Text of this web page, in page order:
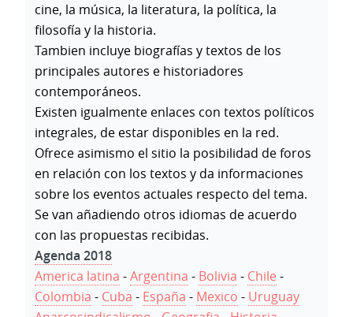
cine, la música, la literatura, la política, la
filosofía y la historia.
Tambien incluye biografías y textos de los
principales autores e historiadores
contemporáneos.
Existen igualmente enlaces con textos políticos
integrales, de estar disponibles en la red.
Ofrece asimismo el sitio la posibilidad de foros
en relación con los textos y da informaciones
sobre los eventos actuales respecto del tema.
Se van añadiendo otros idiomas de acuerdo
con las propuestas recibidas.
Agenda 2018
America latina -Argentina - Bolivia - Chile -
Colombia - Cuba - España - Mexico - Uruguay